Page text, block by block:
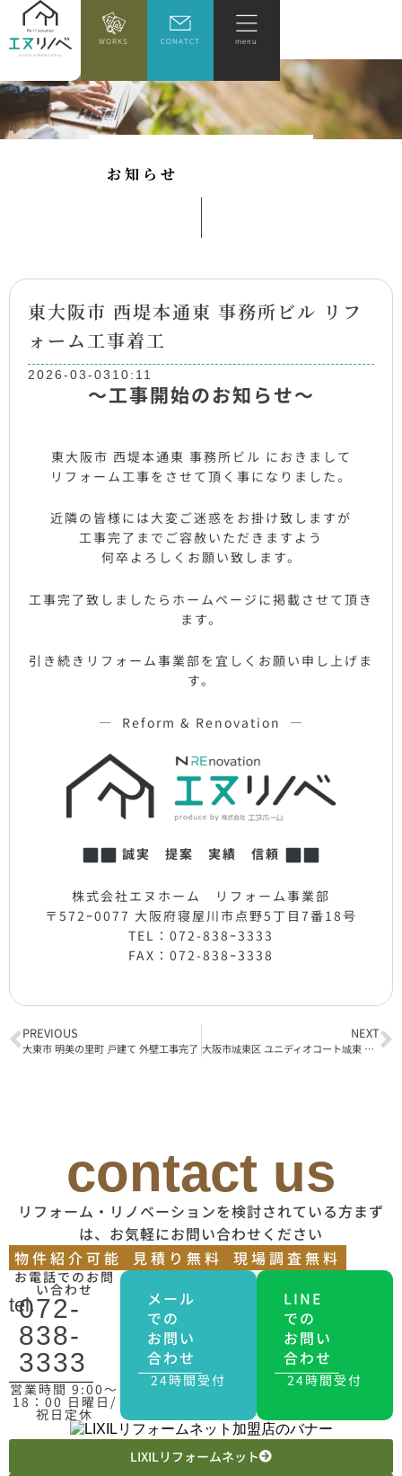
WORKS CONATCT menu
お知 ら せ
東大阪市 西堤本通東 事務所ビル リフ
ォーム工事着工
2026-03-03 10:11
～工事開始のお知らせ～
東大阪市 西堤本通東 事務所ビル におきまして
リフォーム工事をさせて頂く事になりました。
近隣の皆様には大変ご迷惑をお掛け致しますが
工事完了までご容赦いただきますよう
何卒よろしくお願い致します。
工事完了致しましたらホームページに掲載させて頂き
ます。
引き続きリフォーム事業部を宜しくお願い申し上げま
す。
— Reform & Renovation —
誠実 提案 実績 信頼
株式会社エヌホーム リフォーム事業部
〒572ｰ0077 大阪府寝屋川市点野5丁目7番18号
TEL：072-838ｰ3333
FAX：072-838ｰ3338
PREVIOUS
大東市 明美の里町 戸建て 外壁工事完了
NEXT
大阪市城東区 ユニディオコート城東 リフォーム工事着工
contact us
リフォーム・リノベーションを検討されている方まず
は、お気軽にお問い合わせください
物件紹介可能
見積り無料 現場調査無料
お電話でのお問
い合わせ
tel.
072-
838-
3333
営業時間 9:00〜
18：00 日曜日/
祝日定休
メール
での
お問い
合わせ
24時間受付
LINE
での
お問い
合わせ
24時間受付
LIXILリフォームネット